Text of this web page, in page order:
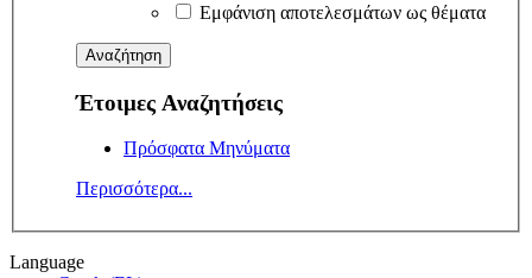
Εμφάνιση αποτελεσμάτων ως θέματα
Έτοιμες Αναζητήσεις
Πρόσφατα Μηνύματα
Περισσότερα...
Language